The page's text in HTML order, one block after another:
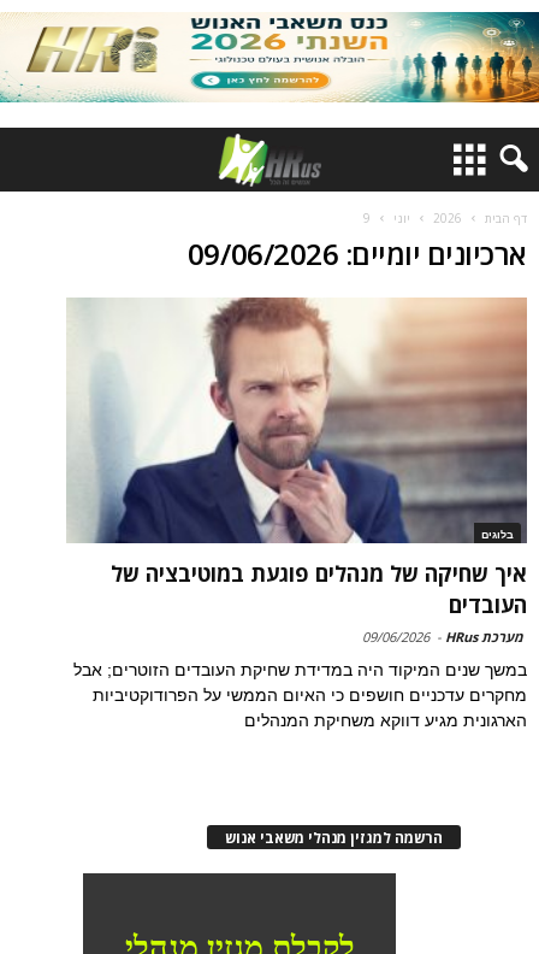
דף הבית 2026 יוני 9
ארכיונים יומיים: 09/06/2026
בלוגים
איך שחיקה של מנהלים פוגעת במוטיבציה של
העובדים
מערכת HRus -
09/06/2026
במשך שנים המיקוד היה במדידת שחיקת העובדים הזוטרים; אבל
מחקרים עדכניים חושפים כי האיום הממשי על הפרודוקטיביות
הארגונית מגיע דווקא משחיקת המנהלים
הרשמה למגזין מנהלי משאבי אנוש